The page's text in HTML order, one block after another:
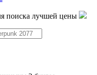
поиска лучшей цены